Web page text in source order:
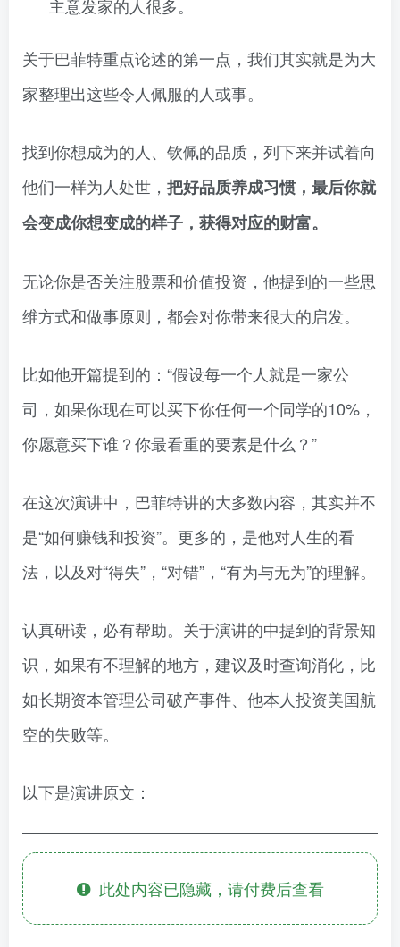
主意发家的人很多。
关于巴菲特重点论述的第一点，我们其实就是为大
家整理出这些令人佩服的人或事。
找到你想成为的人、钦佩的品质，列下来并试着向
他们一样为人处世， 把好品质养成习惯，最后你就
会变成你想变成的样子，获得对应的财富。
无论你是否关注股票和价值投资，他提到的一些思
维方式和做事原则，都会对你带来很大的启发。
比如他开篇提到的：“假设每一个人就是一家公
司，如果你现在可以买下你任何一个同学的10%，
你愿意买下谁？你最看重的要素是什么？”
在这次演讲中，巴菲特讲的大多数内容，其实并不
是“如何赚钱和投资”。更多的，是他对人生的看
法，以及对“得失”，“对错”，“有为与无为”的理解。
认真研读，必有帮助。关于演讲的中提到的背景知
识，如果有不理解的地方，建议及时查询消化，比
如长期资本管理公司破产事件、他本人投资美国航
空的失败等。
以下是演讲原文：
此处内容已隐藏，请付费后查看